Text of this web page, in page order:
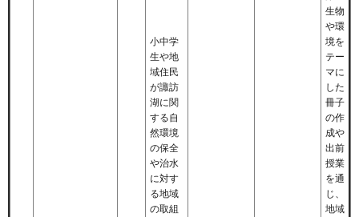
小中学
生や地
域住民
が諏訪
湖に関
する自
然環境
の保全
や治水
に対す
る地域
の取組
生物
や環
境を
テー
マに
した
冊子
の作
成や
出前
授業
を通
じ、
地域